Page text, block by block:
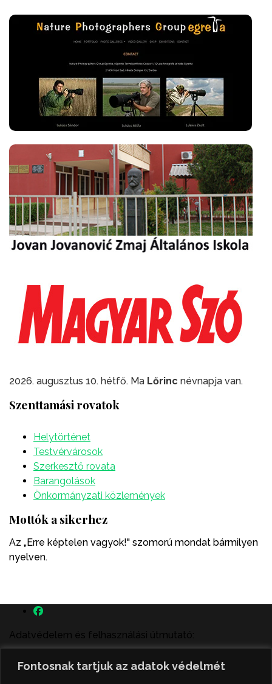
Fontosnak tartjuk az adatok védelmét
2026. augusztus 10. hétfő. Ma Lőrinc névnapja van.
Szenttamási rovatok
Helytörténet
Testvérvárosok
Szerkesztő rovata
Barangolások
Önkormányzati közlemények
Mottók a sikerhez
Az „Erre képtelen vagyok!" szomorú mondat bármilyen
nyelven.
Adatvédelem és felhasználási útmutató:
A szenttamás.rs magyar nyelvű internetes hírportálon
megjelenő szerzői írások, a híranyag és minden egyéb